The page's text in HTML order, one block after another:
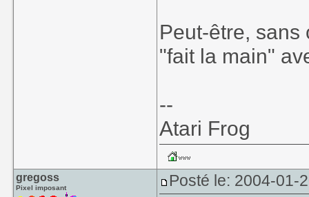
Peut-être,
"fait la main"
--
Atari Frog
gregoss
Pixel imposant Posté le: 2004-01-